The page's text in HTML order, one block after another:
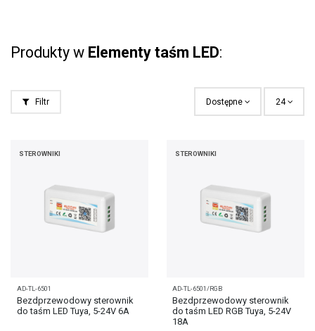
Produkty w Elementy taśm LED:
Filtr Dostępne 24
STEROWNIKI
AD-TL-6501
Bezdprzewodowy sterownik
do taśm LED Tuya, 5-24V 6A
STEROWNIKI
AD-TL-6501/RGB
Bezdprzewodowy sterownik
do taśm LED RGB Tuya, 5-24V
18A